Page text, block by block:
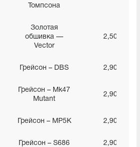
Томпсона
Золотая
обшивка —
Vector
2,50%
Грейсон – DBS 2,90%
Грейсон – Mk47
Mutant
2,90%
Грейсон – MP5K 2,90%
Грейсон – S686 2,90%